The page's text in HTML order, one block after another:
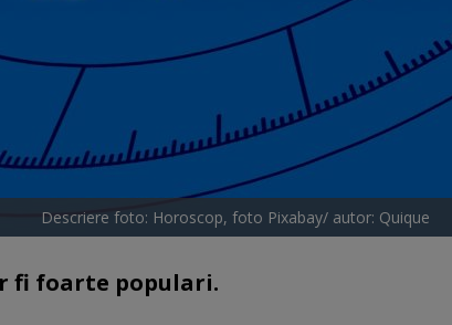
Descriere foto: Horoscop, foto Pixabay/ autor: Quique
fi foarte populari.